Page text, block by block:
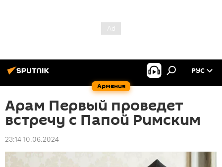
Армения
РУС
Арам Первый проведет
встречу с Папой Римским
23:14 10.06.2024